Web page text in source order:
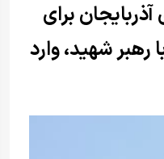
برای
شهید، وارد